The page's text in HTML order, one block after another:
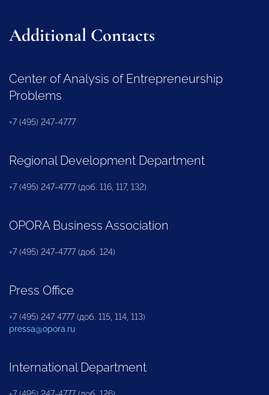
Additional Contacts
Center of Analysis of Entrepreneurship
Problems
+7 (495) 247-4777
Regional Development Department
+7 (495) 247-4777 (доб. 116, 117, 132)
OPORA Business Association
+7 (495) 247-4777 (доб. 124)
Press Office
+7 (495) 247 4777 (доб. 115, 114, 113)
pressa@opora.ru
International Department